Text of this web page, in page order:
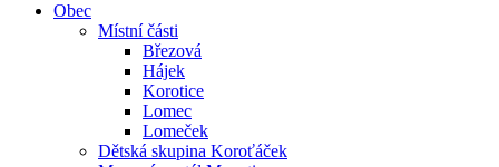
Obec
Místní části
Březová
Hájek
Korotice
Lomec
Lomeček
Dětská skupina Koroťáček